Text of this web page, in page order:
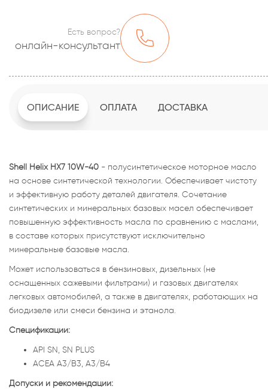
Есть вопрос?
онлайн-консультант
ОПИСАНИЕ ОПЛАТА ДОСТАВКА
Shell Helix HX7 10W-40 - полусинтетическое моторное масло
на основе синтетической технологии. Обеспечивает чистоту
и эффективную работу деталей двигателя. Сочетание
синтетических и минеральных базовых масел обеспечивает
повышенную эффективность масла по сравнению с маслами,
в составе которых присутствуют исключительно
минеральные базовые масла.
Может использоваться в бензиновых, дизельных (не
оснащенных сажевыми фильтрами) и газовых двигателях
легковых автомобилей, а также в двигателях, работающих на
биодизеле или смеси бензина и этанола.
Спецификации:
API SN, SN PLUS
ACEA A3/B3, A3/B4
Допуски и рекомендации: